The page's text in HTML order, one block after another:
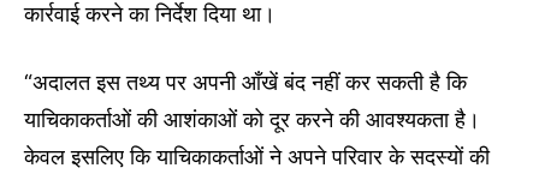
कार्रवाई करने का निर्देश दिया था।
“अदालत इस तथ्य पर अपनी आँखें बंद नहीं कर सकती है कि
याचिकाकर्ताओं की आशंकाओं को दूर करने की आवश्यकता है।
केवल इसलिए कि याचिकाकर्ताओं ने अपने परिवार के सदस्यों की